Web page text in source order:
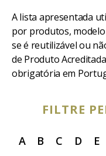
A lista apresentada
por produtos,
se é reutilizável ou
de Produto
obrigatória em
FILTRE
A B C D E